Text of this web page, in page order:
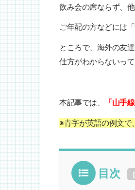
飲み会の席ならず、
ご年配の方などには
ところで、海外の友
仕方がわからないっ
本記事では、 「山手
※青字が英語の例文で
目次 [